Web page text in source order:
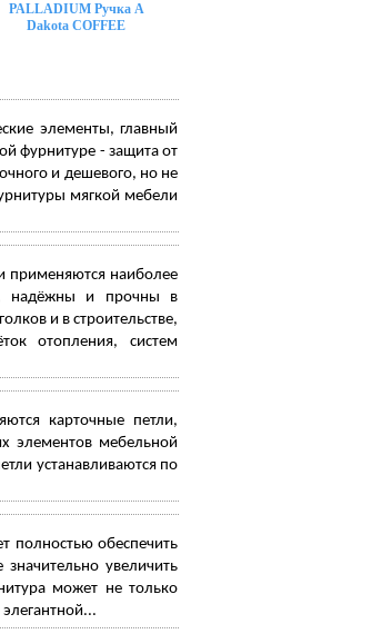
PALLADIUM Ручка A
Dakota COFFEE
элементы, главный
фурнитуре - защита от
и дешевого, но не
мягкой мебели
применяются наиболее
надёжны и прочны в
и в строительстве,
отопления, систем
карточные петли,
элементов мебельной
устанавливаются по
полностью обеспечить
увеличить
может не только